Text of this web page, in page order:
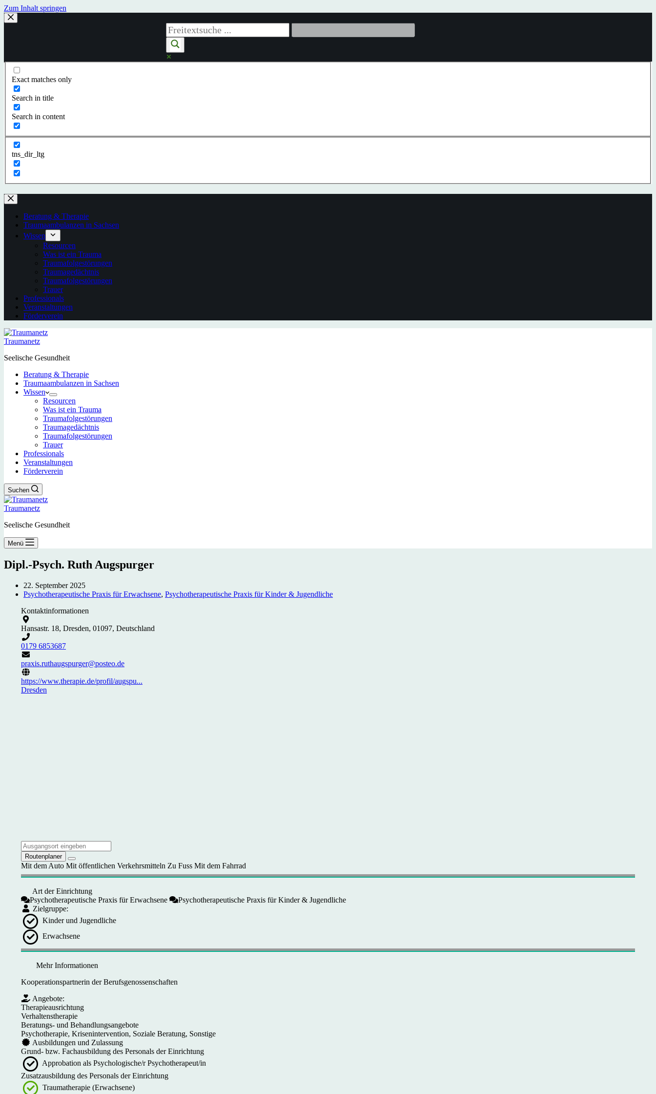
Zum Inhalt springen
Exact matches only
Search in title
Search in content
tns_dir_ltg
Beratung & Therapie
Traumaambulanzen in Sachsen
Wissen
Resourcen
Was ist ein Trauma
Traumafolgestörungen
Traumagedächtnis
Traumafolgestörungen
Trauer
Professionals
Veranstaltungen
Förderverein
Traumanetz
Seelische Gesundheit
Beratung & Therapie
Traumaambulanzen in Sachsen
Wissen
Resourcen
Was ist ein Trauma
Traumafolgestörungen
Traumagedächtnis
Traumafolgestörungen
Trauer
Professionals
Veranstaltungen
Förderverein
Suchen
Traumanetz
Seelische Gesundheit
Menü
Dipl.-Psych. Ruth Augspurger
22. September 2025
Psychotherapeutische Praxis für Erwachsene, Psychotherapeutische Praxis für Kinder & Jugendliche
Kontaktinformationen
Hansastr. 18, Dresden, 01097, Deutschland
0179 6853687
praxis.ruthaugspurger@posteo.de
https://www.therapie.de/profil/augspu...
Dresden
Routenplaner
Mit dem Auto Mit öffentlichen Verkehrsmitteln Zu Fuss Mit dem Fahrrad
Art der Einrichtung
Psychotherapeutische Praxis für Erwachsene
Psychotherapeutische Praxis für Kinder & Jugendliche
Zielgruppe:
Kinder und Jugendliche
Erwachsene
Mehr Informationen
Kooperationspartnerin der Berufsgenossenschaften
Angebote:
Therapieausrichtung
Verhaltenstherapie
Beratungs- und Behandlungsangebote
Psychotherapie, Krisenintervention, Soziale Beratung, Sonstige
Ausbildungen und Zulassung
Grund- bzw. Fachausbildung des Personals der Einrichtung
Approbation als Psychologische/r Psychotherapeut/in
Zusatzausbildung des Personals der Einrichtung
Traumatherapie (Erwachsene)